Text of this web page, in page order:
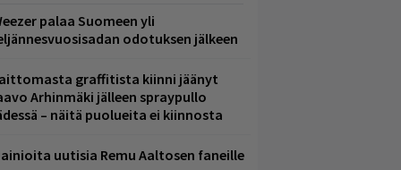
palaa Suomeen yli
odotuksen jälkeen
graffitista kiinni jäänyt
Arhinmäki jälleen spraypullo
– näitä puolueita ei kiinnosta
uutisia Remu Aaltosen faneille